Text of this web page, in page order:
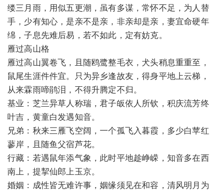
缕三月雨，用似五更潮，虽有多谋，常怀不足，为人替
手，少有知心，是亲不是亲，非亲却是亲，妻宜命硬年
绵，子息先难后易，若不如此，定有妨克。
雁过高山格
雁过高山翼卷飞，且随鸥鹭整毛衣，犬头稍息重重至，
鼠尾生涯件件宜。只为异乡逢故友，得身平地上云梯，
从来霖雨啼鹃泪，不得升腾定不归。
基业：芝兰异草人称瑞，君子皈依人所钦，积庆流芳终
叶吉，黄童白发遇知音。
兄弟：秋来三雁飞空阔，一个孤飞入暮霞，多少白苹红
蓼岸，且随鱼父宿芦花。
行藏：若遇鼠年添气象，此时平地趁峥嵘，知音多在西
南上，提挈仙郎上玉京。
婚姻：成性皆无难许事，姻缘须见在和容，清风明月为